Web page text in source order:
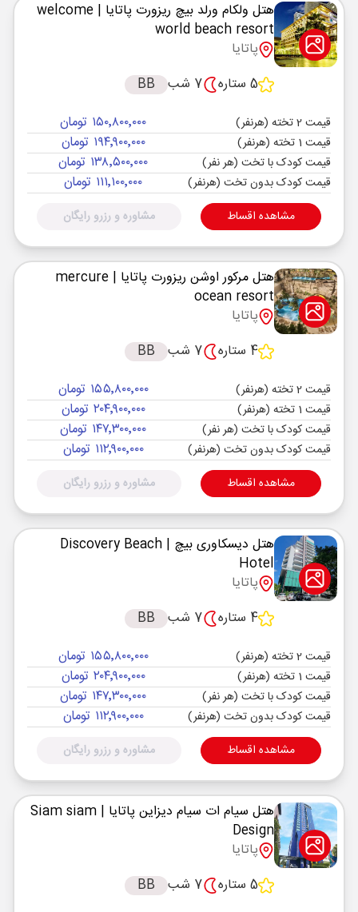
هتل ولکام ورلد بیچ ریزورت پاتایا
| welcome
world beach resort
پاتایا
5 ستاره
7 شب BB
قیمت 2 تخته (هرنفر) ۱۵۰٬۸۰۰٬۰۰۰ تومان
قیمت 1 تخته (هرنفر) ۱۹۴٬۹۰۰٬۰۰۰ تومان
قیمت کودک با تخت (هر نفر) ۱۳۸٬۵۰۰٬۰۰۰ تومان
قیمت کودک بدون تخت (هرنفر) ۱۱۱٬۱۰۰٬۰۰۰ تومان
مشاهده اقساط مشاوره و رزرو رایگان
هتل مرکور اوشن ریزورت پاتایا
| mercure
ocean resort
پاتایا
4 ستاره
7 شب BB
قیمت 2 تخته (هرنفر) ۱۵۵٬۸۰۰٬۰۰۰ تومان
قیمت 1 تخته (هرنفر) ۲۰۴٬۹۰۰٬۰۰۰ تومان
قیمت کودک با تخت (هر نفر) ۱۴۷٬۳۰۰٬۰۰۰ تومان
قیمت کودک بدون تخت (هرنفر) ۱۱۲٬۹۰۰٬۰۰۰ تومان
مشاهده اقساط مشاوره و رزرو رایگان
هتل دیسکاوری بیچ
| Discovery Beach
Hotel
پاتایا
4 ستاره
7 شب BB
قیمت 2 تخته (هرنفر) ۱۵۵٬۸۰۰٬۰۰۰ تومان
قیمت 1 تخته (هرنفر) ۲۰۴٬۹۰۰٬۰۰۰ تومان
قیمت کودک با تخت (هر نفر) ۱۴۷٬۳۰۰٬۰۰۰ تومان
قیمت کودک بدون تخت (هرنفر) ۱۱۲٬۹۰۰٬۰۰۰ تومان
مشاهده اقساط مشاوره و رزرو رایگان
هتل سیام ات سیام دیزاین پاتایا
| Siam siam
Design
پاتایا
5 ستاره
7 شب BB